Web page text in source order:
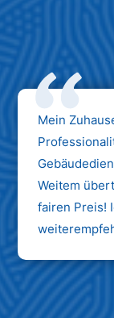
Mein
Weitem
fairen Preis!